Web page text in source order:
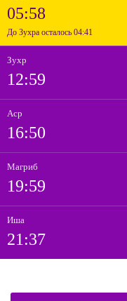
05:58
До Зухра осталось 04:41
Зухр
12:59
Аср
16:50
Магриб
19:59
Иша
21:37